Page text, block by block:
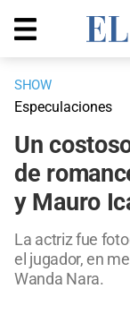
SHOW
Especulaciones
Un
de
y Mauro
La actriz fue
el jugador, en
Wanda Nara.